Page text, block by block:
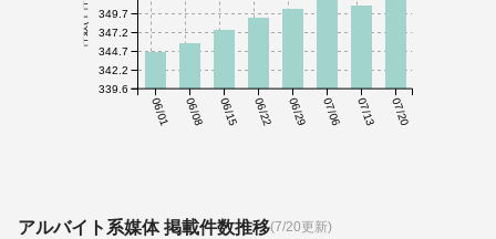
06/01 06/08 06/15 06/22 06/29 07/06 07/13 07/20
件数(千件)
339.6
342.2
344.7
347.2
349.7
アルバイト系媒体 掲載件数推移(7/20更新)